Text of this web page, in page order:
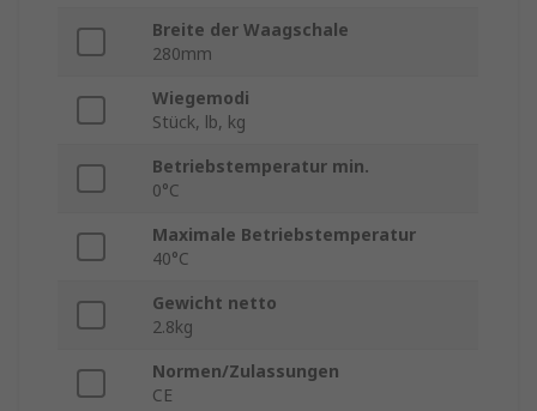
Breite der Waagschale
280mm
Wiegemodi
Stück, lb, kg
Betriebstemperatur min.
0°C
Maximale Betriebstemperatur
40°C
Gewicht netto
2.8kg
Normen/Zulassungen
CE